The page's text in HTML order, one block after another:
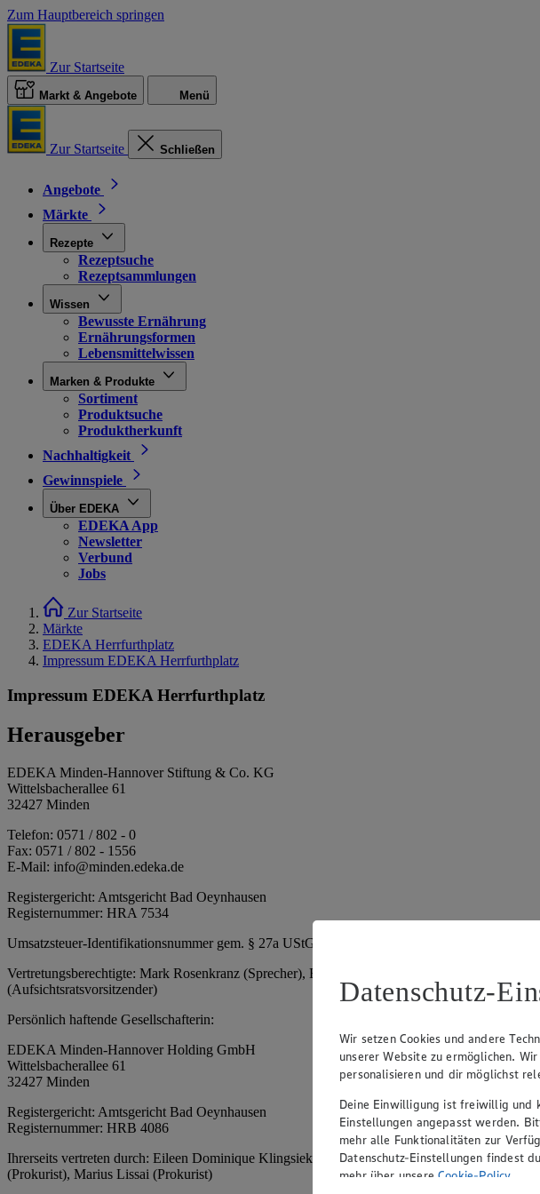
Zum Hauptbereich springen
Zur Startseite
Markt & Angebote Menü
Zur Startseite Schließen
Angebote
Märkte
Rezepte
Rezeptsuche
Rezeptsammlungen
Wissen
Bewusste Ernährung
Ernährungsformen
Lebensmittelwissen
Marken & Produkte
Sortiment
Produktsuche
Produktherkunft
Nachhaltigkeit
Gewinnspiele
Über EDEKA
EDEKA App
Newsletter
Verbund
Jobs
Zur Startseite
Märkte
EDEKA Herrfurthplatz
Impressum EDEKA Herrfurthplatz
Impressum EDEKA Herrfurthplatz
Herausgeber
EDEKA Minden-Hannover Stiftung & Co. KG
Wittelsbacherallee 61
32427 Minden
Telefon: 0571 / 802 - 0
Fax: 0571 / 802 - 1556
E-Mail: info@minden.edeka.de
Registergericht: Amtsgericht Bad Oeynhausen
Registernummer: HRA 7534
Umsatzsteuer-Identifikationsnummer gem. § 27a UStG: DE 266067317
Vertretungsberechtigte: Mark Rosenkranz (Sprecher), Eileen Dominique Klingsiek
(Aufsichtsratsvorsitzender)
Persönlich haftende Gesellschafterin:
EDEKA Minden-Hannover Holding GmbH
Wittelsbacherallee 61
32427 Minden
Registergericht: Amtsgericht Bad Oeynhausen
Registernummer: HRB 4086
Ihrerseits vertreten durch: Eileen Dominique Klingsiek (Geschäftsführerin), Mark
(Prokurist), Marius Lissai (Prokurist)
Datenschutz-
Wir setzen Cookies und andere
unserer Website zu ermöglichen.
personalisieren und dir möglichst
Deine Einwilligung ist freiwillig und
Einstellungen angepasst werden.
mehr alle Funktionalitäten zur
Datenschutz-Einstellungen findest
mehr über unsereCookie-Policy.